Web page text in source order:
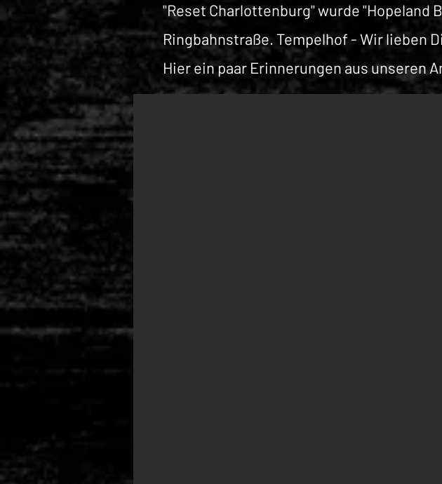
"Reset Charlottenburg" wurde "Hopeland
Ringbahnstraße. Tempelhof - Wir lieben
Hier ein paar Erinnerungen aus unseren